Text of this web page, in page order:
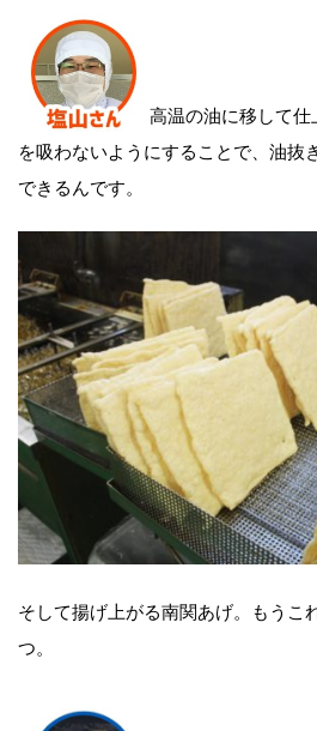
高温の油に移して
を吸わないようにすることで、油抜
できるんです。
そして揚げ上がる南関あげ。もうこ
つ。